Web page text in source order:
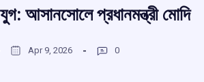
আসানসোলে প্রধানমন্ত্রী মোদি
Apr 9, 2026 0